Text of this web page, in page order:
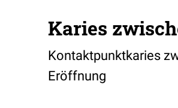
Karies
Kontaktpunktkaries
Eröffnung